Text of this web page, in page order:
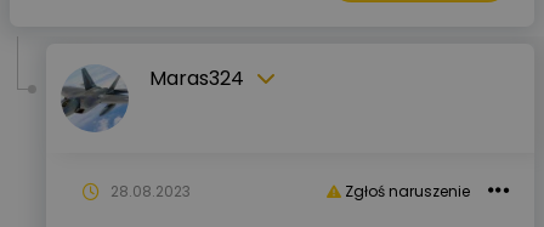
Maras324
Zgłoś naruszenie
28.08.2023